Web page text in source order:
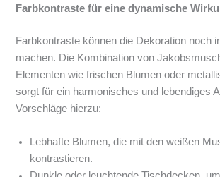
Farbkontraste für eine dynamische
Farbkontraste können die Dekoration noch
machen. Die Kombination von
Elementen wie frischen Blumen oder
sorgt für ein harmonisches und lebendiges
Vorschläge hierzu:
Lebhafte Blumen, die mit den weißen
kontrastieren.